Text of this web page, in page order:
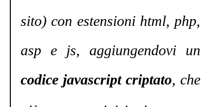
sito) con estensioni html, php,
asp e js, aggiungendovi un
codice javascript criptato, che